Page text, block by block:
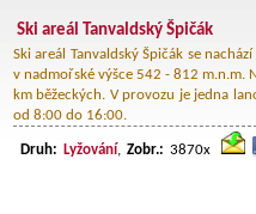
Ski areál Tanvaldský Špičák
Ski areál Tanvaldský Špičák se
v nadmořské výšce 542 - 812 m.n.m.
km běžeckých. V provozu je jedna
od 8:00 do 16:00.
Druh: Lyžování Zobr.: 3870x